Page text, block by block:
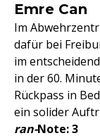
Emre Can
Im
dafür bei
im
in der 60.
Rückpass in
ein solider
ran-Note: 3